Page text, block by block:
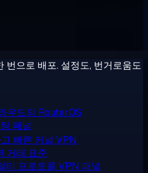
으로 배포. 설정도, 번거로움도
우드의 RouterOS
패널
빠른 커널 VPN
거래 표준
티 프로토콜 VPN 패널